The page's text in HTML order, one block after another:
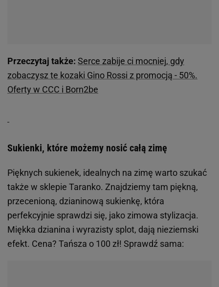
Przeczytaj także: Serce zabije ci mocniej, gdy
zobaczysz te kozaki Gino Rossi z promocją - 50%.
Oferty w CCC i Born2be
Sukienki, które możemy nosić całą zimę
Pięknych sukienek, idealnych na zimę warto szukać
także w sklepie Taranko. Znajdziemy tam piękną,
przecenioną, dzianinową sukienkę, która
perfekcyjnie sprawdzi się, jako zimowa stylizacja.
Miękka dzianina i wyrazisty splot, dają nieziemski
efekt. Cena? Tańsza o 100 zł! Sprawdź sama: